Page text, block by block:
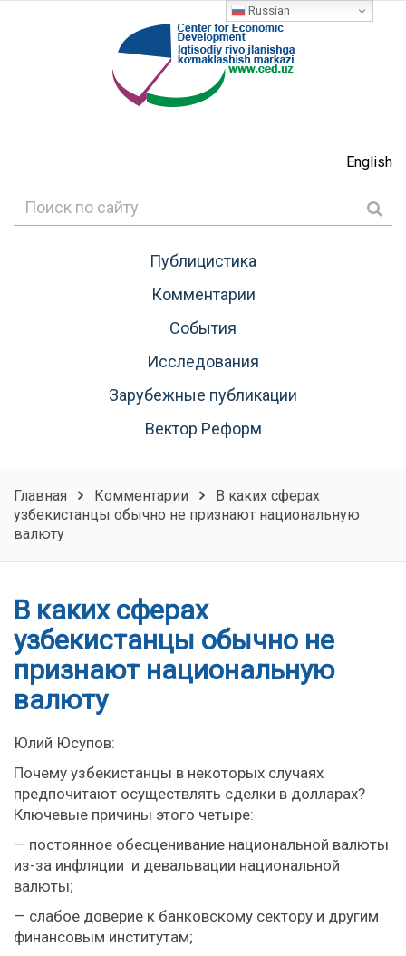
English
Публицистика
Комментарии
События
Исследования
Зарубежные публикации
Вектор Реформ
Главная Комментарии
В каких сферах
узбекистанцы обычно не признают национальную
валюту
В каких сферах
узбекистанцы обычно не
признают национальную
валюту
Юлий Юсупов:
Почему узбекистанцы в некоторых случаях
предпочитают осуществлять сделки в долларах?
Ключевые причины этого четыре:
— постоянное обесценивание национальной валюты
из-за инфляции и девальвации национальной
валюты;
— слабое доверие к банковскому сектору и другим
финансовым институтам;
Russian